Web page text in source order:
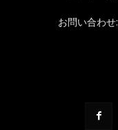
お問い合わせ: